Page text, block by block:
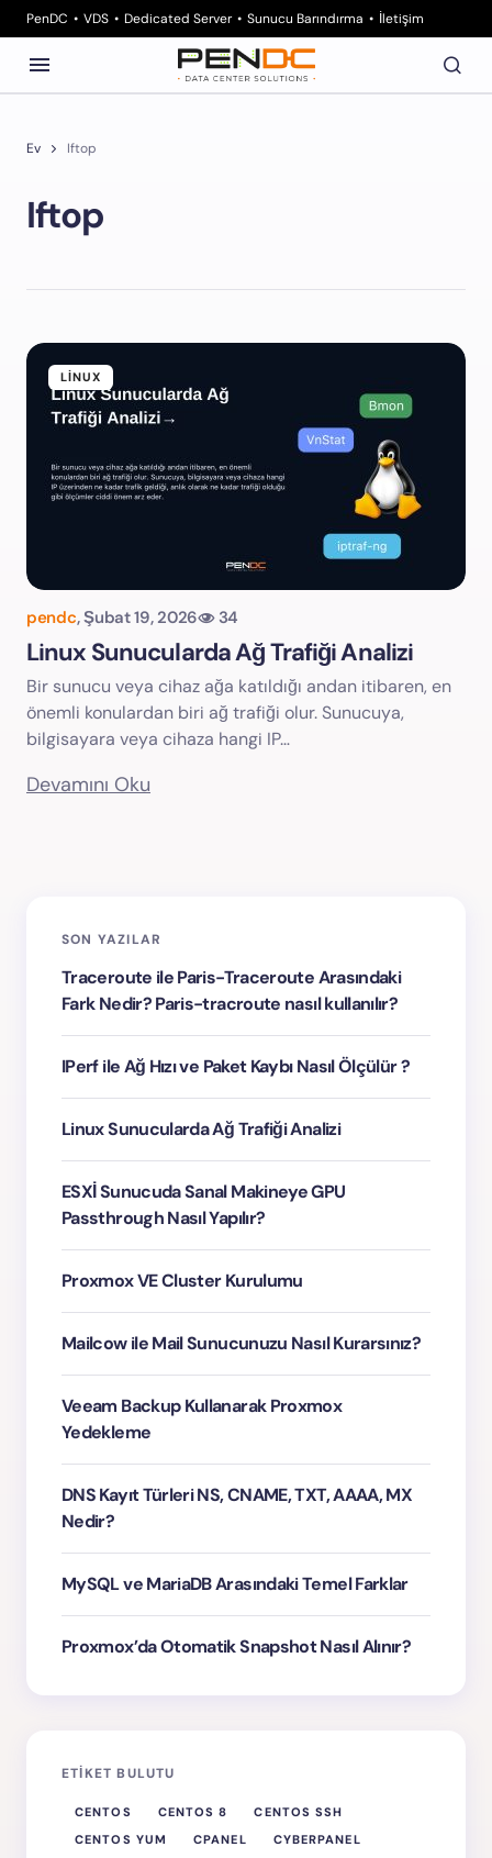
PenDC VDS Dedicated Server Sunucu Barındırma İletişim
Ev Iftop
Iftop
LINUX
pendc, Şubat 19, 2026 34
Linux Sunucularda Ağ Trafiği Analizi
Bir sunucu veya cihaz ağa katıldığı andan itibaren, en
önemli konulardan biri ağ trafiği olur. Sunucuya,
bilgisayara veya cihaza hangi IP…
Devamını Oku
SON YAZILAR
Traceroute ile Paris-Traceroute Arasındaki
Fark Nedir? Paris-tracroute nasıl kullanılır?
IPerf ile Ağ Hızı ve Paket Kaybı Nasıl Ölçülür ?
Linux Sunucularda Ağ Trafiği Analizi
ESXİ Sunucuda Sanal Makineye GPU
Passthrough Nasıl Yapılır?
Proxmox VE Cluster Kurulumu
Mailcow ile Mail Sunucunuzu Nasıl Kurarsınız?
Veeam Backup Kullanarak Proxmox
Yedekleme
DNS Kayıt Türleri NS, CNAME, TXT, AAAA, MX
Nedir?
MySQL ve MariaDB Arasındaki Temel Farklar
Proxmox’da Otomatik Snapshot Nasıl Alınır?
ETIKET BULUTU
CENTOS CENTOS 8
CENTOS SSH
CENTOS YUM
CPANEL
CYBERPANEL